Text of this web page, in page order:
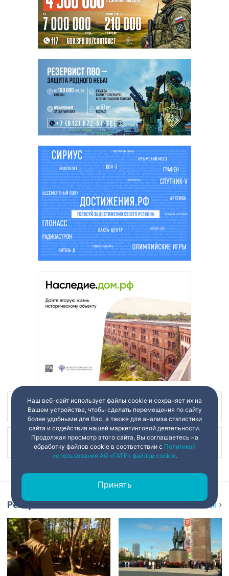
Наш канал в
Наш канал в
Репортаж Ещё
Наш веб-сайт использует файлы cookie и сохраняет их на
Вашем устройстве, чтобы сделать перемещения по сайту
более удобными для Вас, а также для анализа статистики
сайта и содействия нашей маркетинговой деятельности.
Продолжая просмотр этого сайта, Вы соглашаетесь на
обработку файлов cookie в соответствии с Политикой
использования АО «ГАТР» файлов cookie.
Принять